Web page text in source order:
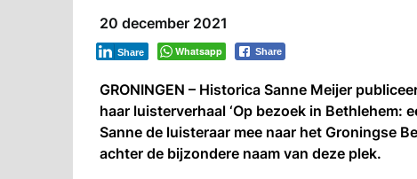
20 december 2021
Whatsapp Share
Share
GRONINGEN – Historica Sanne Meijer
haar luisterverhaal ‘Op bezoek in Bethlehem:
Sanne de luisteraar mee naar het Groningse
achter de bijzondere naam van deze plek.